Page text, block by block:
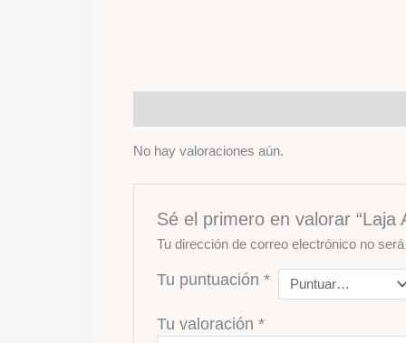
No hay valoraciones aún.
Sé el primero en valorar “Laja
Tu dirección de correo electrónico no
Tu puntuación*
Tu valoración*